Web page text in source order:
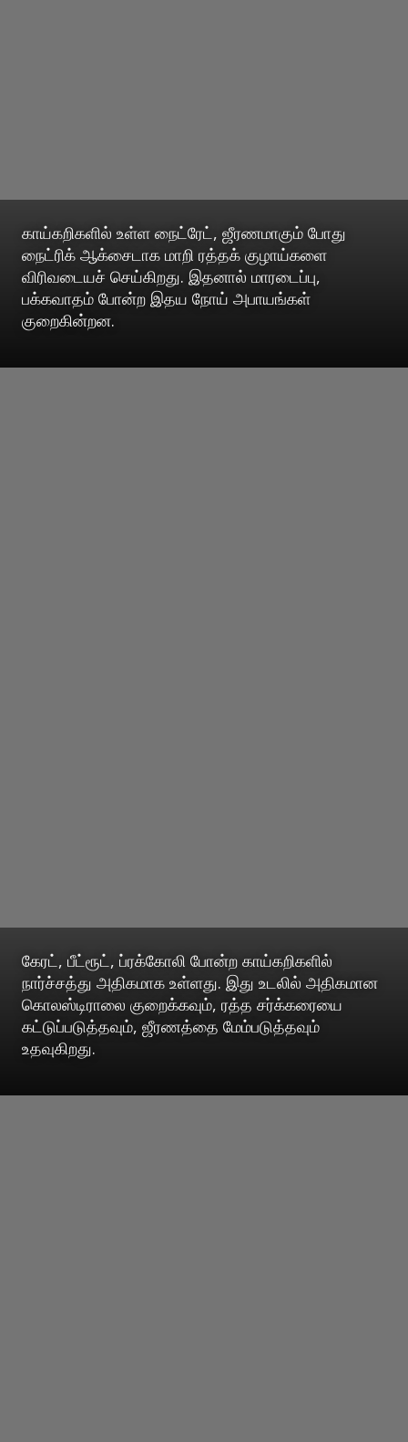
காய்கறிகளில் உள்ள நைட்ரேட், ஜீரணமாகும் போது
நைட்ரிக் ஆக்சைடாக மாறி ரத்தக் குழாய்களை
விரிவடையச் செய்கிறது. இதனால் மாரடைப்பு,
பக்கவாதம் போன்ற இதய நோய் அபாயங்கள்
குறைகின்றன.
கேரட், பீட்ரூட், ப்ரக்கோலி போன்ற காய்கறிகளில்
நார்ச்சத்து அதிகமாக உள்ளது. இது உடலில் அதிகமான
கொலஸ்டிராலை குறைக்கவும், ரத்த சர்க்கரையை
கட்டுப்படுத்தவும், ஜீரணத்தை மேம்படுத்தவும்
உதவுகிறது.